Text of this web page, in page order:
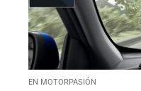
EN MOTORPASIÓN